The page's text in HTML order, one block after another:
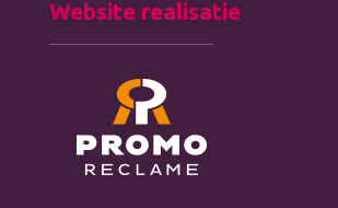
Website realisatie